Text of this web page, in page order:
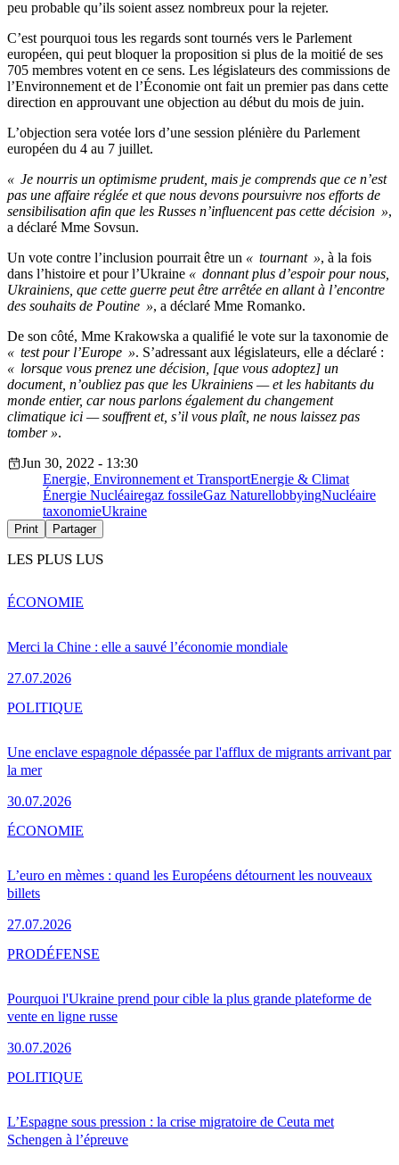
peu probable qu’ils soient assez nombreux pour la rejeter.
C’est pourquoi tous les regards sont tournés vers le Parlement
européen, qui peut bloquer la proposition si plus de la moitié de ses
705 membres votent en ce sens. Les législateurs des commissions de
l’Environnement et de l’Économie ont fait un premier pas dans cette
direction en approuvant une objection au début du mois de juin.
L’objection sera votée lors d’une session plénière du Parlement
européen du 4 au 7 juillet.
« Je nourris un optimisme prudent, mais je comprends que ce n’est
pas une affaire réglée et que nous devons poursuivre nos efforts de
sensibilisation afin que les Russes n’influencent pas cette décision »,
a déclaré Mme Sovsun.
Un vote contre l’inclusion pourrait être un « tournant », à la fois
dans l’histoire et pour l’Ukraine « donnant plus d’espoir pour nous,
Ukrainiens, que cette guerre peut être arrêtée en allant à l’encontre
des souhaits de Poutine », a déclaré Mme Romanko.
De son côté, Mme Krakowska a qualifié le vote sur la taxonomie de
« test pour l’Europe ». S’adressant aux législateurs, elle a déclaré :
« lorsque vous prenez une décision, [que vous adoptez] un
document, n’oubliez pas que les Ukrainiens — et les habitants du
monde entier, car nous parlons également du changement
climatique ici — souffrent et, s’il vous plaît, ne nous laissez pas
tomber ».
Jun 30, 2022 - 13:30
Energie, Environnement et TransportEnergie & Climat
Énergie Nucléairegaz fossileGaz NaturellobbyingNucléaire
taxonomieUkraine
Print Partager
LES PLUS LUS
Merci la Chine : elle a sauvé l’économie mondiale
27.07.2026
ÉCONOMIE
Une enclave espagnole dépassée par l'afflux de migrants arrivant par
la mer
30.07.2026
POLITIQUE
L’euro en mèmes : quand les Européens détournent les nouveaux
billets
27.07.2026
ÉCONOMIE
Pourquoi l'Ukraine prend pour cible la plus grande plateforme de
vente en ligne russe
30.07.2026
PRODÉFENSE
L’Espagne sous pression : la crise migratoire de Ceuta met
Schengen à l’épreuve
POLITIQUE